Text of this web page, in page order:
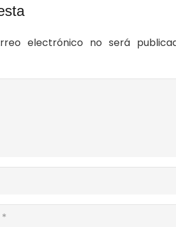
electrónico no será